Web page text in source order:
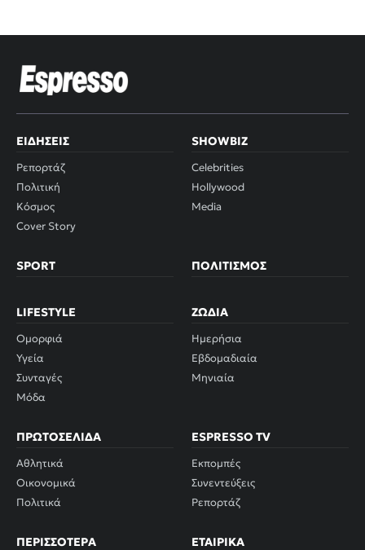
ΕΙΔΉΣΕΙΣ
Ρεπορτάζ
Πολιτική
Κόσμος
Cover Story
SHOWBIZ
Celebrities
Hollywood
Media
SPORT ΠΟΛΙΤΙΣΜΌΣ
LIFESTYLE
Ομορφιά
Υγεία
Συνταγές
Μόδα
ΖΏΔΙΑ
Ημερήσια
Εβδομαδιαία
Μηνιαία
ΠΡΩΤΟΣΈΛΙΔΑ
Αθλητικά
Οικονομικά
Πολιτικά
ESPRESSO TV
Εκπομπές
Συνεντεύξεις
Ρεπορτάζ
ΠΕΡΙΣΣΌΤΕΡΑ ΕΤΑΙΡΙΚΆ